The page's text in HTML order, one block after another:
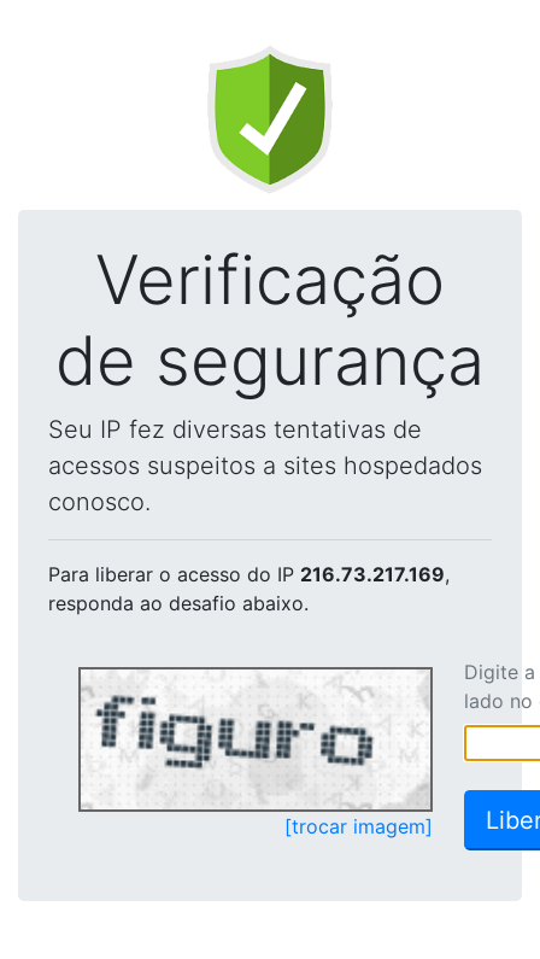
Verificação
de segurança
Seu IP fez diversas tentativas de
acessos suspeitos a sites hospedados
conosco.
Para liberar o acesso do IP 216.73.217.169,
responda ao desafio abaixo.
[trocar imagem]
Digite
lado no